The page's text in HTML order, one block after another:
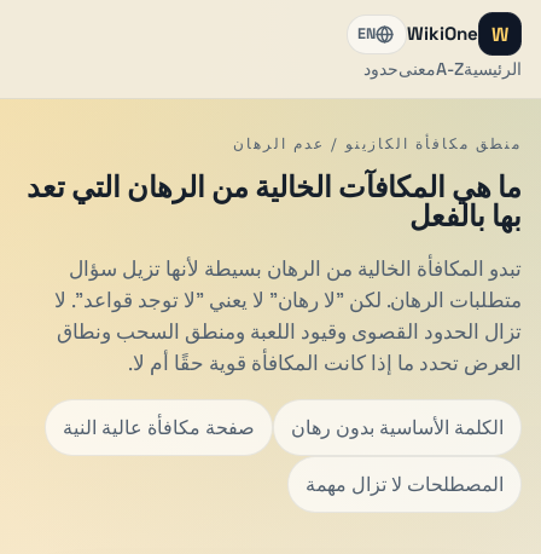
W
WikiOne
الرئيسيةA-Zمعنىحدود
EN
منطق مكافأة الكازينو / عدم الرهان
ما هي المكافآت الخالية من الرهان التي تعد
بها بالفعل
تبدو المكافأة الخالية من الرهان بسيطة لأنها تزيل سؤال
متطلبات الرهان. لكن "لا رهان" لا يعني "لا توجد قواعد". لا
تزال الحدود القصوى وقيود اللعبة ومنطق السحب ونطاق
العرض تحدد ما إذا كانت المكافأة قوية حقًا أم لا.
الكلمة الأساسية بدون رهان صفحة مكافأة عالية النية
المصطلحات لا تزال مهمة